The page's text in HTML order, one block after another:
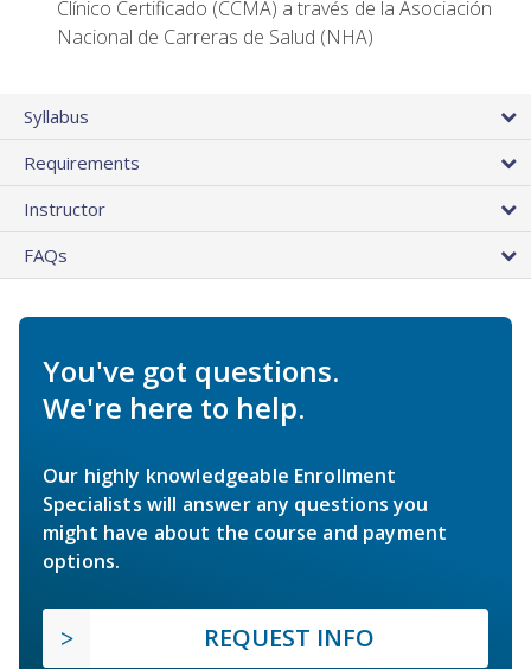
Clínico Certificado (CCMA) a través de la Asociación
Nacional de Carreras de Salud (NHA)
Syllabus
Requirements
Instructor
FAQs
You've got questions.
We're here to help.
Our highly knowledgeable Enrollment
Specialists will answer any questions you
might have about the course and payment
options.
REQUEST INFO